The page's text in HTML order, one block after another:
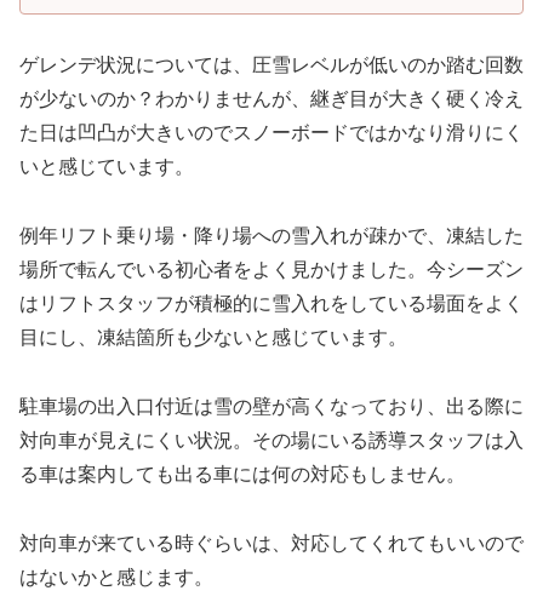
ゲレンデ状況については、圧雪レベルが低いのか踏む回数
が少ないのか？わかりませんが、継ぎ目が大きく硬く冷え
た日は凹凸が大きいのでスノーボードではかなり滑りにく
いと感じています。
例年リフト乗り場・降り場への雪入れが疎かで、凍結した
場所で転んでいる初心者をよく見かけました。今シーズン
はリフトスタッフが積極的に雪入れをしている場面をよく
目にし、凍結箇所も少ないと感じています。
駐車場の出入口付近は雪の壁が高くなっており、出る際に
対向車が見えにくい状況。その場にいる誘導スタッフは入
る車は案内しても出る車には何の対応もしません。
対向車が来ている時ぐらいは、対応してくれてもいいので
はないかと感じます。